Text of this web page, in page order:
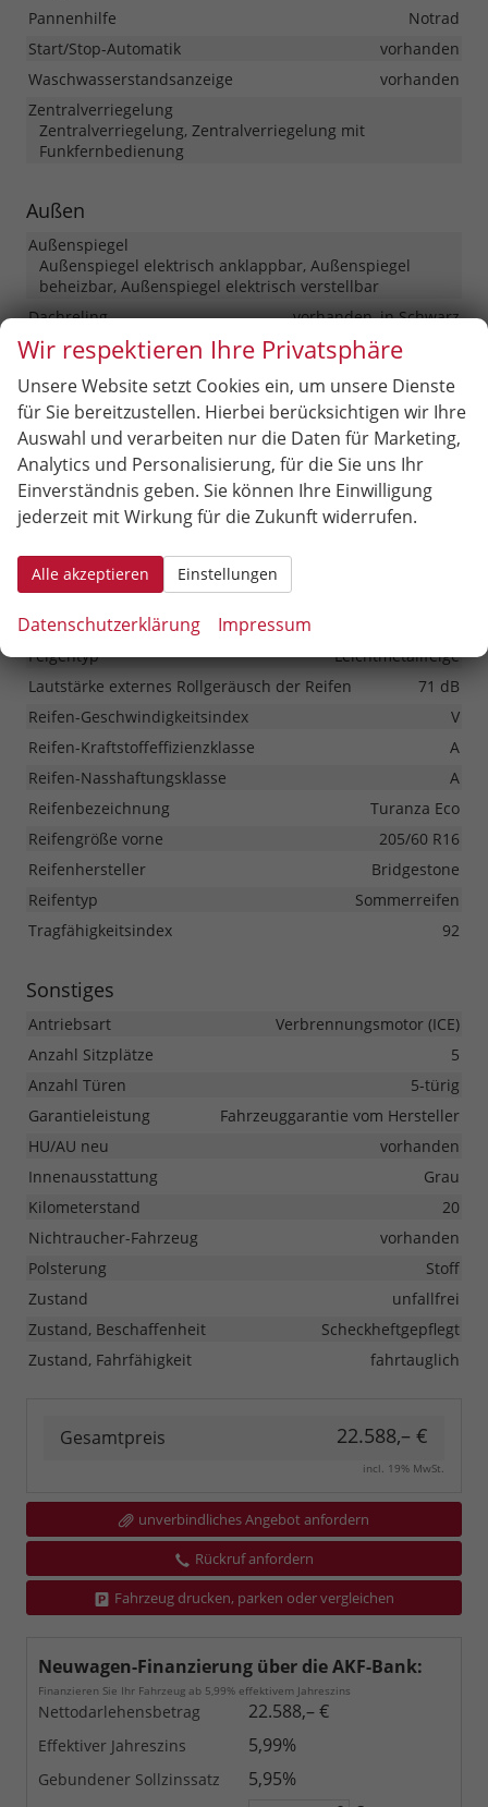
Pannenhilfe
Notrad
Start/Stop-Automatik
vorhanden
Waschwasserstandsanzeige
vorhanden
Zentralverriegelung
Zentralverriegelung, Zentralverriegelung mit
Funkfernbedienung
Außen
Außenspiegel
Außenspiegel elektrisch anklappbar, Außenspiegel
beheizbar, Außenspiegel elektrisch verstellbar
Dachreling
vorhanden, in Schwarz
Hintertür (Art)
Heckklappe
Scheiben, Verglasung
Wärmeschutzglas
Räder & Technik
Antriebsachse
Frontantrieb
Externe Rollgeräuschklasse
Fahrwerk- und Regelungssysteme
Antiblockiersystem (ABS), Antischlupfregelung (ASR),
Elektronisches Stabilitäts-Programm (ESP),
Traktionskontrolle (ASR/CTS/ETS), Reifendruckkontrolle
Felgengröße
Felgentyp
Leichtmetallfelge
Lautstärke externes Rollgeräusch der Reifen
71 dB
Reifen-Geschwindigkeitsindex
V
Reifen-Kraftstoffeffizienzklasse
A
Reifen-Nasshaftungsklasse
A
Reifenbezeichnung
Turanza Eco
Reifengröße vorne
205/60 R16
Reifenhersteller
Bridgestone
Reifentyp
Sommerreifen
Tragfähigkeitsindex
92
Sonstiges
Antriebsart
Verbrennungsmotor (ICE)
Anzahl Sitzplätze
5
Anzahl Türen
5-türig
Garantieleistung
Fahrzeuggarantie vom Hersteller
HU/AU neu
vorhanden
Innenausstattung
Grau
Kilometerstand
20
Nichtraucher-Fahrzeug
vorhanden
Polsterung
Stoff
Zustand
unfallfrei
Zustand, Beschaffenheit
Scheckheftgepflegt
Zustand, Fahrfähigkeit
fahrtauglich
Gesamtpreis 22.588,– €
incl. 19% MwSt.
unverbindliches Angebot anfordern
Rückruf anfordern
Fahrzeug drucken, parken oder vergleichen
Neuwagen-Finanzierung über die AKF-Bank:
Finanzieren Sie Ihr Fahrzeug ab 5,99% effektivem Jahreszins
Nettodarlehensbetrag 22.588,– €
Effektiver Jahreszins 5,99%
Gebundener Sollzinssatz 5,95%
Wir respektieren Ihre Privatsphäre
Unsere Website setzt Cookies ein, um unsere Dienste
für Sie bereitzustellen. Hierbei berücksichtigen wir Ihre
Auswahl und verarbeiten nur die Daten für Marketing,
Analytics und Personalisierung, für die Sie uns Ihr
Einverständnis geben. Sie können Ihre Einwilligung
jederzeit mit Wirkung für die Zukunft widerrufen.
Alle akzeptieren Einstellungen
Datenschutzerklärung Impressum